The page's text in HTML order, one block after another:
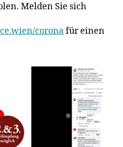
Melden Sie sich
coronafür einen